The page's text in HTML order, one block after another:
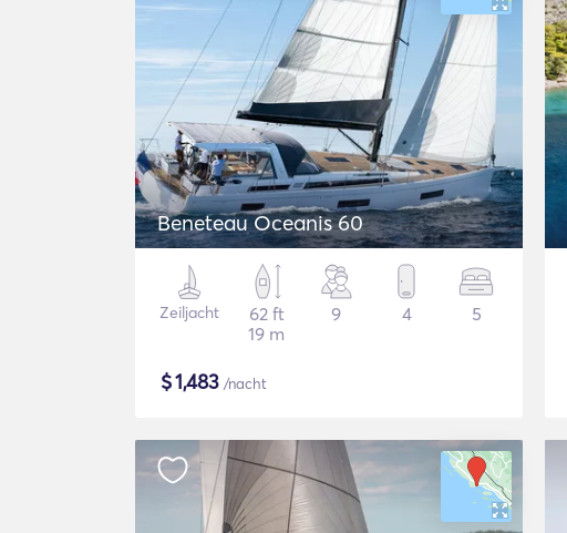
Beneteau Oceanis 60
Zeiljacht
62 ft
19 m
9 4 5
$1,483 /nacht